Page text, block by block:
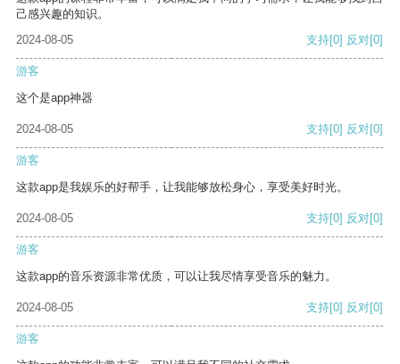
己感兴趣的知识。
2024-08-05
支持[0] 反对[0]
游客
这个是app神器
2024-08-05 支持[0] 反对[0]
游客
这款app是我娱乐的好帮手，让我能够放松身心，享受美好时光。
2024-08-05 支持[0] 反对[0]
游客
这款app的音乐资源非常优质，可以让我尽情享受音乐的魅力。
2024-08-05 支持[0] 反对[0]
游客